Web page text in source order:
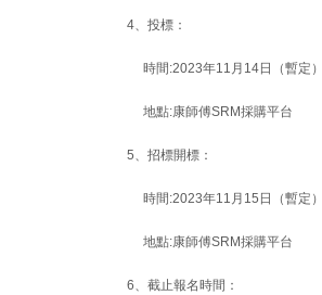
4、投標：
時間:2023年11月14日（暫定
地點:康師傅SRM採購平台
5、招標開標：
時間:2023年11月15日（暫定
地點:康師傅SRM採購平台
6、截止報名時間：